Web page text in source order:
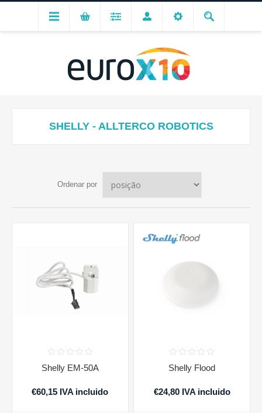
SHELLY - ALLTERCO ROBOTICS
Ordenar por
Shelly EM-50A
€60,15 IVA incluido
Shelly Flood
€24,80 IVA incluido